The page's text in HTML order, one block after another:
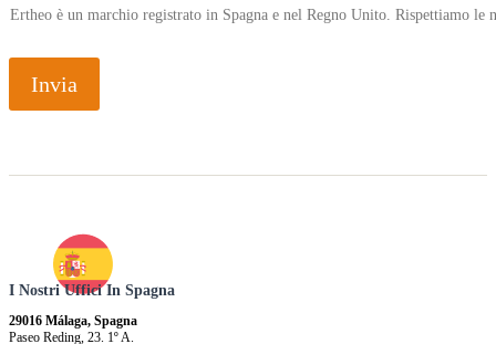
Ertheo è un marchio registrato in Spagna e nel Regno Unito. Rispettiamo
Invia
I Nostri Uffici In Spagna
29016 Málaga, Spagna
Paseo Reding, 23. 1º A.